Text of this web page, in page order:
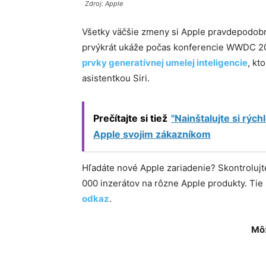
Zdroj: Apple
Všetky väčšie zmeny si Apple
prvýkrát ukáže počas konferencie WWDC
prvky generatívnej umelej inteligencie,
asistentkou Siri.
Prečítajte si tiež "Nainštalujte si
Apple svojim zákazníkom
Hľadáte nové Apple zariadenie?
000 inzerátov na rôzne Apple produkty.
odkaz.